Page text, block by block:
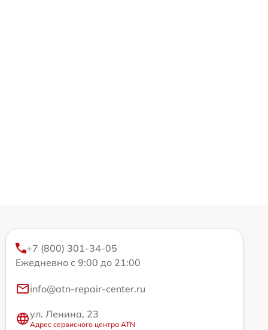
+7 (800) 301-34-05
Ежедневно с 9:00 до 21:00
info@atn-repair-center.ru
ул. Ленина, 23
Адрес сервисного центра ATN